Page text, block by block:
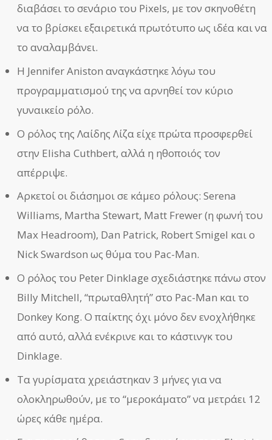
διαβάσει το σενάριο του Pixels, με τον σκηνοθέτη
να το βρίσκει εξαιρετικά πρωτότυπο ως ιδέα και να
το αναλαμβάνει.
Η Jennifer Aniston αναγκάστηκε λόγω του
προγραμματισμού της να αρνηθεί τον κύριο
γυναικείο ρόλο.
Ο ρόλος της Λαίδης Λίζα είχε πρώτα προσφερθεί
στην Elisha Cuthbert, αλλά η ηθοποιός τον
απέρριψε.
Αρκετοί οι διάσημοι σε κάμεο ρόλους: Serena
Williams, Martha Stewart, Matt Frewer (η φωνή του
Max Headroom), Dan Patrick, Robert Smigel και ο
Nick Swardson ως θύμα του Pac-Man.
Ο ρόλος του Peter Dinklage σχεδιάστηκε πάνω στον
Billy Mitchell, “πρωταθλητή” στο Pac-Man και το
Donkey Kong. Ο παίκτης όχι μόνο δεν ενοχλήθηκε
από αυτό, αλλά ενέκρινε και το κάστινγκ του
Dinklage.
Τα γυρίσματα χρειάστηκαν 3 μήνες για να
ολοκληρωθούν, με το “μεροκάματο” να μετράει 12
ώρες κάθε ημέρα.